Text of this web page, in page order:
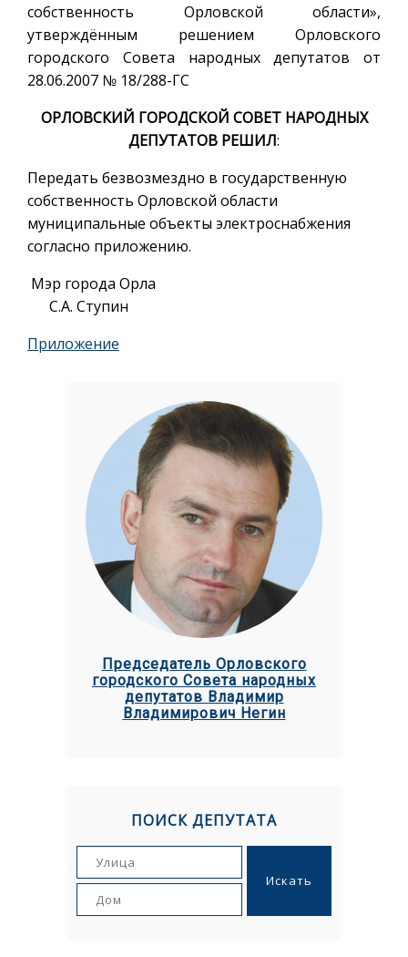
собственность Орловской области»,
утверждённым решением Орловского
городского Совета народных депутатов от
28.06.2007 № 18/288-ГС
ОРЛОВСКИЙ ГОРОДСКОЙ СОВЕТ НАРОДНЫХ
ДЕПУТАТОВ РЕШИЛ:
Передать безвозмездно в государственную
собственность Орловской области
муниципальные объекты электроснабжения
согласно приложению.
Мэр города Орла
С.А. Ступин
Приложение
Председатель Орловского
городского Совета народных
депутатов Владимир
Владимирович Негин
ПОИСК ДЕПУТАТА